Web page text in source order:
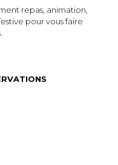
repas, animation,
pour vous faire